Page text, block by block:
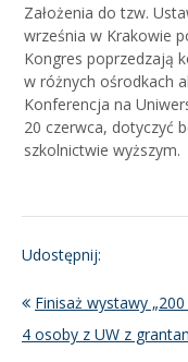
Założenia do tzw.
września w Krakowie
Kongres poprzedzają
w różnych ośrodkach
Konferencja na
20 czerwca, dotyczyć
szkolnictwie wyższym.
Udostępnij:
Finisaż wystawy
4 osoby z UW z